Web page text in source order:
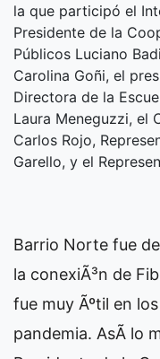
la que participó el
Presidente de la
Públicos Luciano
Carolina Goñi, el
Directora de la
Laura Meneguzzi, el
Carlos Rojo,
Garello, y el
Barrio Norte fue
la conexiÃ³n de
fue muy Ãºtil en
pandemia. AsÃ­ lo